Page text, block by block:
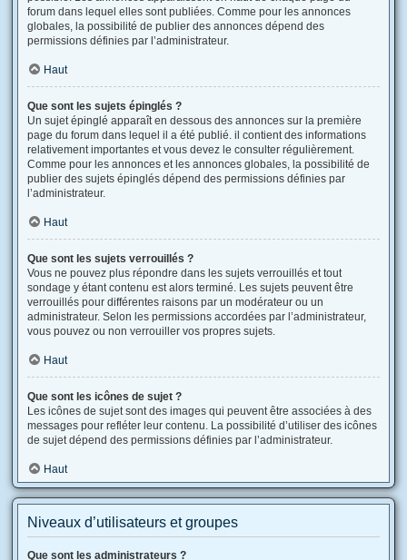
forum dans lequel elles sont publiées. Comme pour les annonces
globales, la possibilité de publier des annonces dépend des
permissions définies par l’administrateur.
Haut
Que sont les sujets épinglés ?
Un sujet épinglé apparaît en dessous des annonces sur la première
page du forum dans lequel il a été publié. il contient des informations
relativement importantes et vous devez le consulter régulièrement.
Comme pour les annonces et les annonces globales, la possibilité de
publier des sujets épinglés dépend des permissions définies par
l’administrateur.
Haut
Que sont les sujets verrouillés ?
Vous ne pouvez plus répondre dans les sujets verrouillés et tout
sondage y étant contenu est alors terminé. Les sujets peuvent être
verrouillés pour différentes raisons par un modérateur ou un
administrateur. Selon les permissions accordées par l’administrateur,
vous pouvez ou non verrouiller vos propres sujets.
Haut
Que sont les icônes de sujet ?
Les icônes de sujet sont des images qui peuvent être associées à des
messages pour refléter leur contenu. La possibilité d’utiliser des icônes
de sujet dépend des permissions définies par l’administrateur.
Haut
Niveaux d’utilisateurs et groupes
Que sont les administrateurs ?